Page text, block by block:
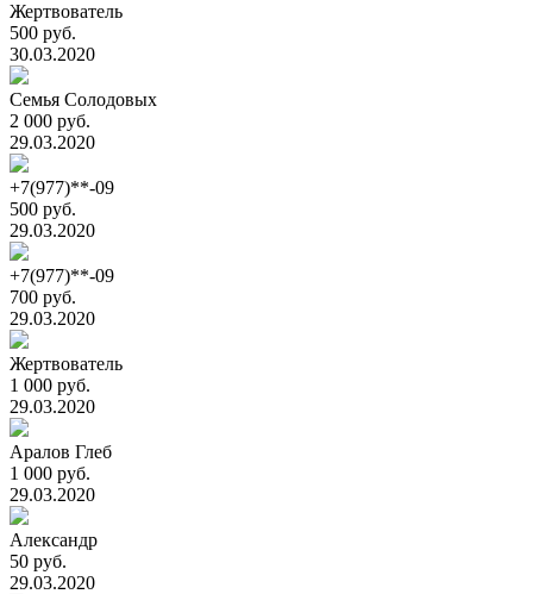
Жертвователь
500 руб.
30.03.2020
Семья Солодовых
2 000 руб.
29.03.2020
+7(977)**-09
500 руб.
29.03.2020
+7(977)**-09
700 руб.
29.03.2020
Жертвователь
1 000 руб.
29.03.2020
Аралов Глеб
1 000 руб.
29.03.2020
Александр
50 руб.
29.03.2020